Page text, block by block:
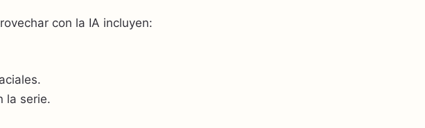
con la IA incluyen:
la serie.